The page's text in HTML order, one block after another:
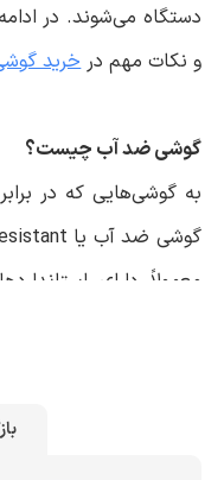
دستگاه می‌شوند. در
و نکات مهم درخرید
گوشی ضد آب چیست؟
به گوشی‌هایی که در
نفوذ آب و گردوغبار